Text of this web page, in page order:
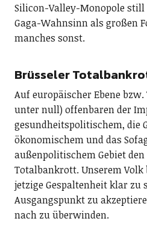
Silicon-Valley-Monopole still
Gaga-Wahnsinn als großen
manches sonst.
Brüsseler
Auf europäischer Ebene bzw.
unter null) offenbaren der
gesundheitspolitischem, die
ökonomischem und das
außenpolitischem Gebiet
Totalbankrott. Unserem
jetzige Gespaltenheit klar zu
Ausgangspunkt zu
nach zu überwinden.